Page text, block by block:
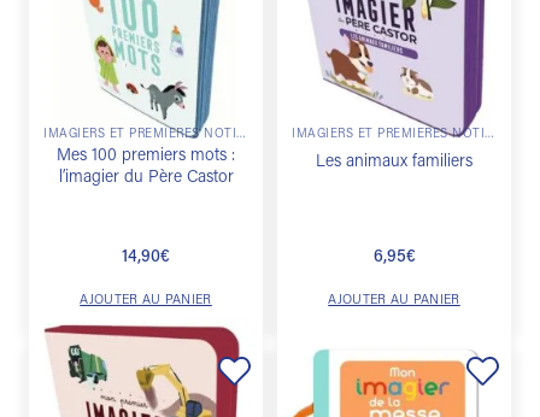
liste de
souhaits
IMAGIERS ET PREMIÈRES NOTIONS
Mes 100 premiers mots :
l’imagier du Père Castor
14,90€
AJOUTER AU PANIER
liste de
IMAGIERS ET PREMIÈRES NOTIONS
Les animaux familiers
6,95€
AJOUTER AU PANIER
Ajouter